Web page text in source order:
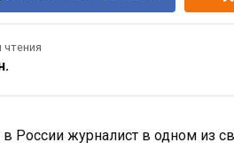
России журналист в одном из